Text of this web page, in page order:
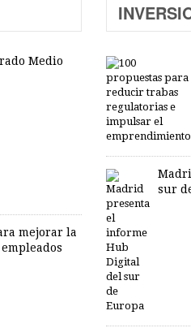
Medio
mejorar la
sur